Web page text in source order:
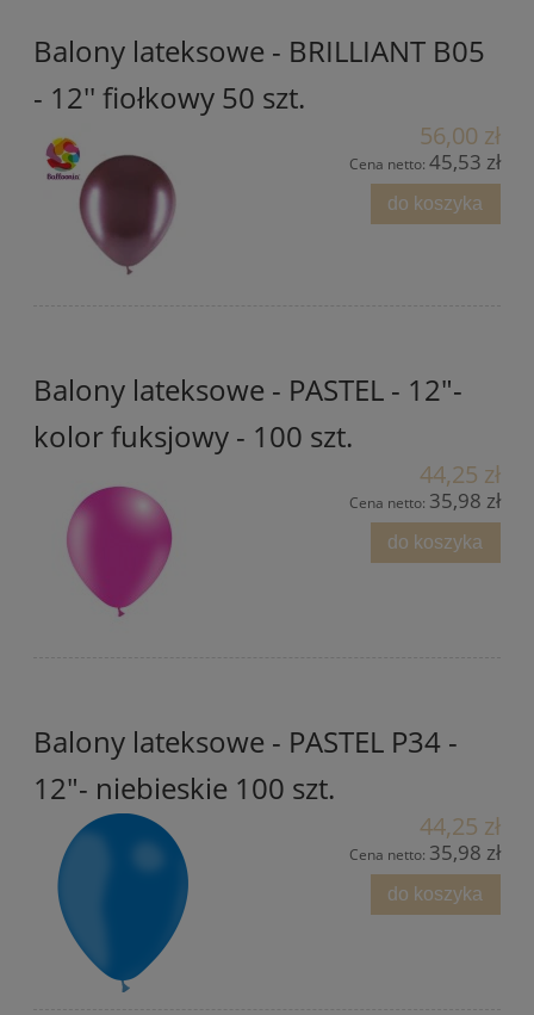
Balony lateksowe - BRILLIANT B05
- 12'' fiołkowy 50 szt.
56,00 zł
Cena netto: 45,53 zł
do koszyka
Balony lateksowe - PASTEL - 12"-
kolor fuksjowy - 100 szt.
44,25 zł
Cena netto: 35,98 zł
do koszyka
Balony lateksowe - PASTEL P34 -
12"- niebieskie 100 szt.
44,25 zł
Cena netto: 35,98 zł
do koszyka